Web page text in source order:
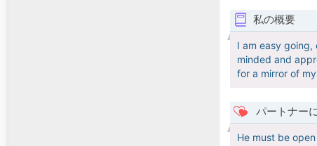
私の概要
I am easy
minded and
for a mirror of
パートナー
He must be